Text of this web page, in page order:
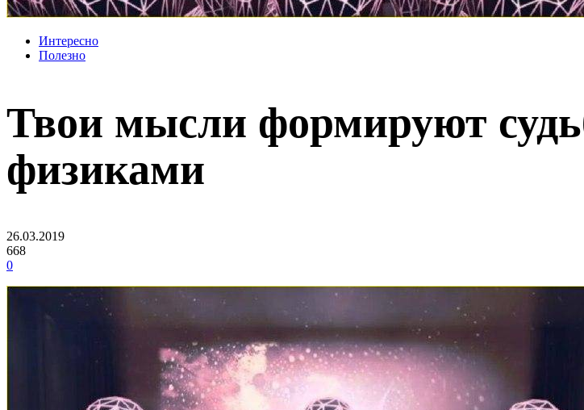
Интересно
Полезно
Твои мысли формируют
физиками
26.03.2019
668
0